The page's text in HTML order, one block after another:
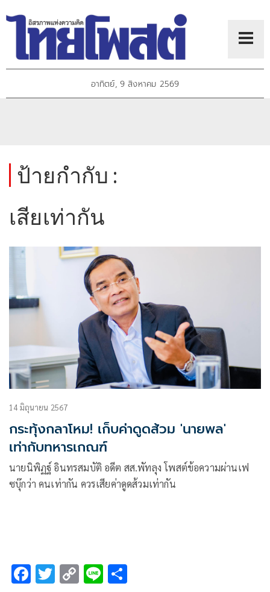
อาทิตย์, 9 สิงหาคม 2569
ป้ายกำกับ :
เสียเท่ากัน
14 มิถุนายน 2567
กระทุ้งกลาโหม! เก็บค่าดูดส้วม 'นายพล'
เท่ากับทหารเกณฑ์
นายนิพิฏฐ์ อินทรสมบัติ อดีต สส.พัทลุง โพสต์ข้อความผ่านเฟ
ซบุ๊กว่า คนเท่ากัน ควรเสียค่าดูดส้วมเท่ากัน
F T C Li